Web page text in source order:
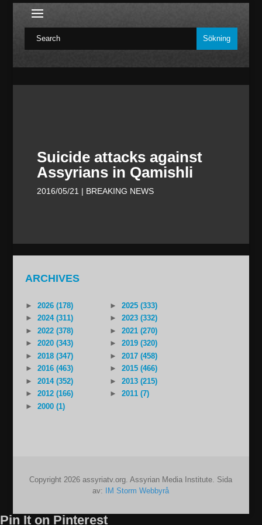
Suicide attacks against
Assyrians in Qamishli
2016/05/21 | BREAKING NEWS
ARCHIVES
► 2026 (178) ►
2025 (333)
►
2024 (311) ►
2023 (332)
►
2022 (378) ►
2021 (270)
►
2020 (343) ►
2019 (320)
►
2018 (347) ►
2017 (458)
►
2016 (463) ►
2015 (466)
►
2014 (352) ►
2013 (215)
►
2012 (166) ►
2011 (7)
►
2000 (1)
Copyright 2026 assyriatv.org. Assyrian Media Institute. Sida
av:
IM Storm Webbyrå
Pin It on Pinterest